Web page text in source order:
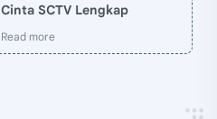
Cinta SCTV Lengkap